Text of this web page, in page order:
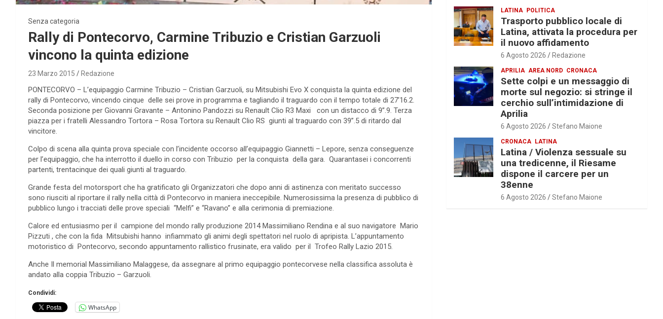
Senza categoria
Rally di Pontecorvo, Carmine Tribuzio e Cristian Garzuoli
vincono la quinta edizione
23 Marzo 2015 Redazione
PONTECORVO – L’equipaggio Carmine Tribuzio – Cristian Garzuoli, su Mitsubishi Evo X conquista la quinta edizione del
rally di Pontecorvo, vincendo cinque delle sei prove in programma e tagliando il traguardo con il tempo totale di 27’16.2.
Seconda posizione per Giovanni Gravante – Antonino Pandozzi su Renault Clio R3 Maxi con un distacco di 9”.9. Terza
piazza per i fratelli Alessandro Tortora – Rosa Tortora su Renault Clio RS giunti al traguardo con 39”.5 di ritardo dal
vincitore.
Colpo di scena alla quinta prova speciale con l’incidente occorso all’equipaggio Giannetti – Lepore, senza conseguenze
per l’equipaggio, che ha interrotto il duello in corso con Tribuzio per la conquista della gara. Quarantasei i concorrenti
partenti, trentacinque dei quali giunti al traguardo.
Grande festa del motorsport che ha gratificato gli Organizzatori che dopo anni di astinenza con meritato successo
sono riusciti al riportare il rally nella città di Pontecorvo in maniera ineccepibile. Numerosissima la presenza di pubblico di
pubblico lungo i tracciati delle prove speciali “Melfi” e “Ravano” e alla cerimonia di premiazione.
Calore ed entusiasmo per il campione del mondo rally produzione 2014 Massimiliano Rendina e al suo navigatore Mario
Pizzuti , che con la fida Mitsubishi hanno infiammato gli animi degli spettatori nel ruolo di apripista. L’appuntamento
motoristico di Pontecorvo, secondo appuntamento rallistico frusinate, era valido per il Trofeo Rally Lazio 2015.
Anche Il memorial Massimiliano Malaggese, da assegnare al primo equipaggio pontecorvese nella classifica assoluta è
andato alla coppia Tribuzio – Garzuoli.
Condividi:
WhatsApp
LATINA POLITICA
Trasporto pubblico locale di
Latina, attivata la procedura per
il nuovo affidamento
6 Agosto 2026 Redazione
APRILIA AREA NORD CRONACA
Sette colpi e un messaggio di
morte sul negozio: si stringe il
cerchio sull’intimidazione di
Aprilia
6 Agosto 2026 Stefano Maione
CRONACA LATINA
Latina / Violenza sessuale su
una tredicenne, il Riesame
dispone il carcere per un
38enne
6 Agosto 2026 Stefano Maione